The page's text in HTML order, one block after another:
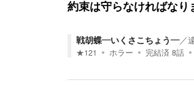
約束は守らなければなり
戦胡蝶―いくさこちょう―／
★121 ホラー 完結済 8話